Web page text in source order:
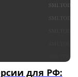
для РФ: